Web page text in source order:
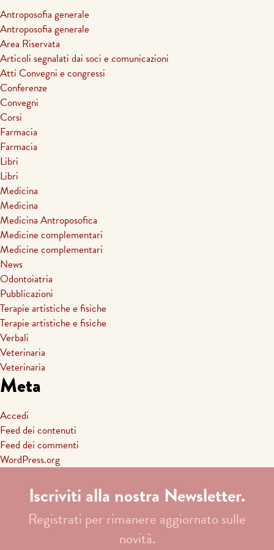
Antroposofia generale
Antroposofia generale
Area Riservata
Articoli segnalati dai soci e comunicazioni
Atti Convegni e congressi
Conferenze
Convegni
Corsi
Farmacia
Farmacia
Libri
Libri
Medicina
Medicina
Medicina Antroposofica
Medicine complementari
Medicine complementari
News
Odontoiatria
Pubblicazioni
Terapie artistiche e fisiche
Terapie artistiche e fisiche
Verbali
Veterinaria
Veterinaria
Meta
Accedi
Feed dei contenuti
Feed dei commenti
WordPress.org
Iscriviti alla nostra Newsletter.
Registrati per rimanere aggiornato sulle
novità.